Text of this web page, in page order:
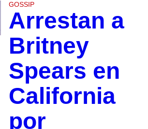
GOSSIP
Arrestan a
Britney
Spears en
California
por